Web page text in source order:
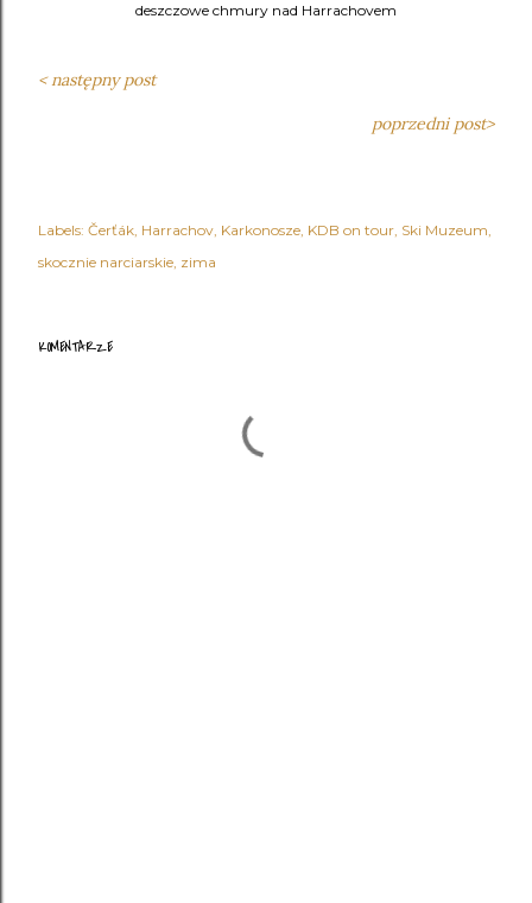
deszczowe chmury nad Harrachovem
< następny post
poprzedni post>
Labels: Čerťák Harrachov Karkonosze KDB on tour Ski Muzeum
skocznie narciarskie zima
KOMENTARZE